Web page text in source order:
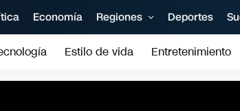
Economía Regiones Deportes
Estilo de vida Entretenimiento